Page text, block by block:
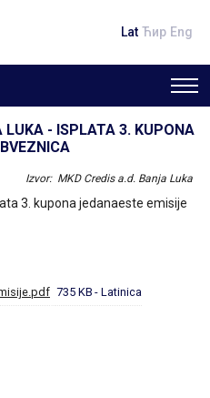
Lat Ћир Eng
LUKA - ISPLATA 3. KUPONA
Izvor: MKD Credis a.d. Banja Luka
3. kupona jedanaeste emisije
735 KB - Latinica